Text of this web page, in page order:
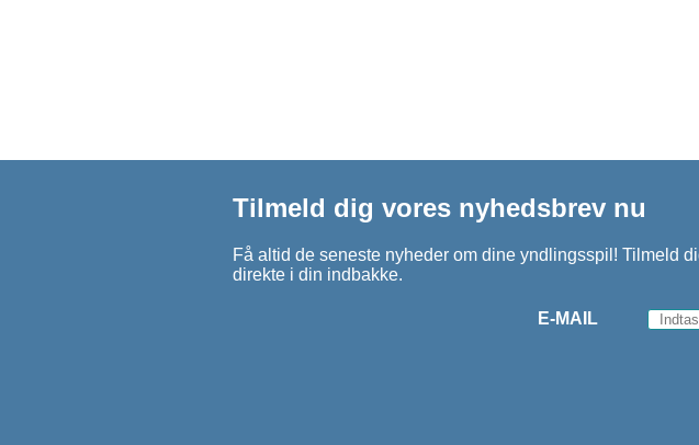
Tilmeld dig vores nyhedsbrev nu
Få altid de seneste nyheder om dine yndlingsspil! Tilmeld
direkte i din indbakke.
E-MAIL